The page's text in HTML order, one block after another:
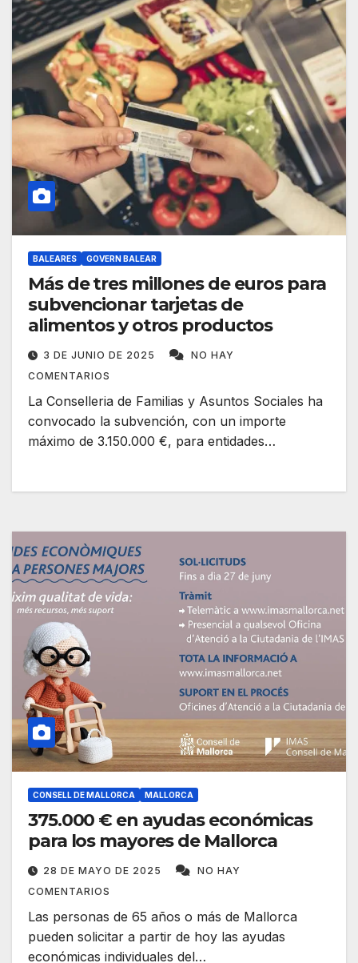
BALEARES GOVERN BALEAR
Más de tres millones de euros para
subvencionar tarjetas de
alimentos y otros productos
3 DE JUNIO DE 2025
NO HAY
COMENTARIOS
La Conselleria de Familias y Asuntos Sociales ha
convocado la subvención, con un importe
máximo de 3.150.000 €, para entidades…
CONSELL DE MALLORCA MALLORCA
375.000 € en ayudas económicas
para los mayores de Mallorca
28 DE MAYO DE 2025
NO HAY
COMENTARIOS
Las personas de 65 años o más de Mallorca
pueden solicitar a partir de hoy las ayudas
económicas individuales del…